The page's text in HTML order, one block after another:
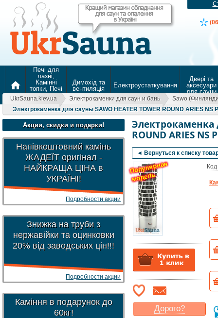
home
Печі для
лазні,
Камінні
топки, Печі
для
опалення
Димохід та
вентиляція
Електроустаткування
Двері та
аксесуари
для сауни
UkrSauna.kiev.ua Электрокаменки для саун и бань
Sawo
Электрокаменка для сауны SAWO HEATER TOWER ROUND ARIES NS
Акции, скидки и подарки!
Напівкоштовний камінь
ЖАДЕЇТ оригінал -
НАЙКРАЩА ЦІНА в
УКРАЇНІ!
Подробности акции
Знижка на труби з
нержавійки та оцинковки
20% від заводських цін!!!
Подробности акции
Каміння в подарунок до
60кг!
Электрокаменка
ROUND ARIES
◄ Вернуться к списку
Популярная
модель
Дорого?